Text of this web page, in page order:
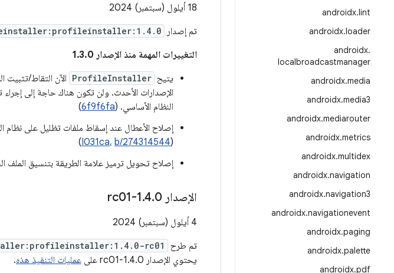
androidx.lint
androidx.loader
androidx.
localbroadcastmanager
androidx.media
androidx.media3
androidx.mediarouter
androidx.metrics
androidx.multidex
androidx.navigation
androidx.navigation3
androidx.navigationevent
androidx.paging
androidx.palette
androidx.pdf
18 أيلول (سبتمبر) 2024
تم إصدار
التغييرات المهمة منذ الإصدار 1.3.0
يتيح ProfileInstaller
الإصدارات الأحدث. ولن تكون هناك حاجة إلى
النظام الأساسي. (6f9f6fa
)
(
I031ca، b/274314544
)
إصلاح تحويل ترميز علامة الطريقة بتنسيق
الإصدار 1 .4.0-rc01
4 أيلول (سبتمبر) 2024
تم طرح
rc01
يحتوي الإصدار 1.4.0-rc01 على
عمليات التنفيذ هذه.